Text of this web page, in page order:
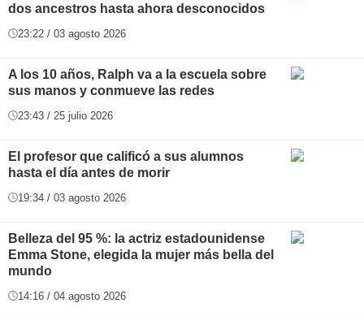
dos ancestros hasta ahora desconocidos
23:22 / 03 agosto 2026
A los 10 años, Ralph va a la escuela sobre
sus manos y conmueve las redes
23:43 / 25 julio 2026
El profesor que calificó a sus alumnos
hasta el día antes de morir
19:34 / 03 agosto 2026
Belleza del 95 %: la actriz estadounidense
Emma Stone, elegida la mujer más bella del
mundo
14:16 / 04 agosto 2026